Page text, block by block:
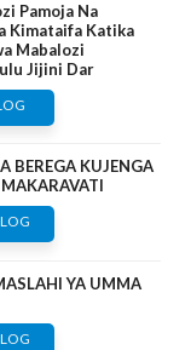
Pamoja Na
Kimataifa Katika
Mabalozi
Jijini Dar
BEREGA KUJENGA
YA UMMA